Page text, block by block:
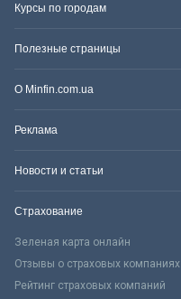
Курсы по городам
Полезные страницы
О Minfin.com.ua
Реклама
Новости и статьи
Страхование
Зеленая карта онлайн
Отзывы о страховых компаниях
Рейтинг страховых компаний